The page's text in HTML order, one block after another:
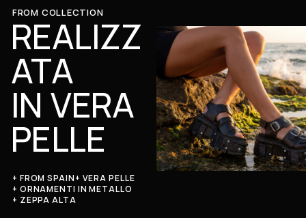
FROM COLLECTION
REALIZZ
ATA
IN VERA
PELLE
+ FROM SPAIN+ VERA PELLE
+ ORNAMENTI IN METALLO
+ ZEPPA ALTA